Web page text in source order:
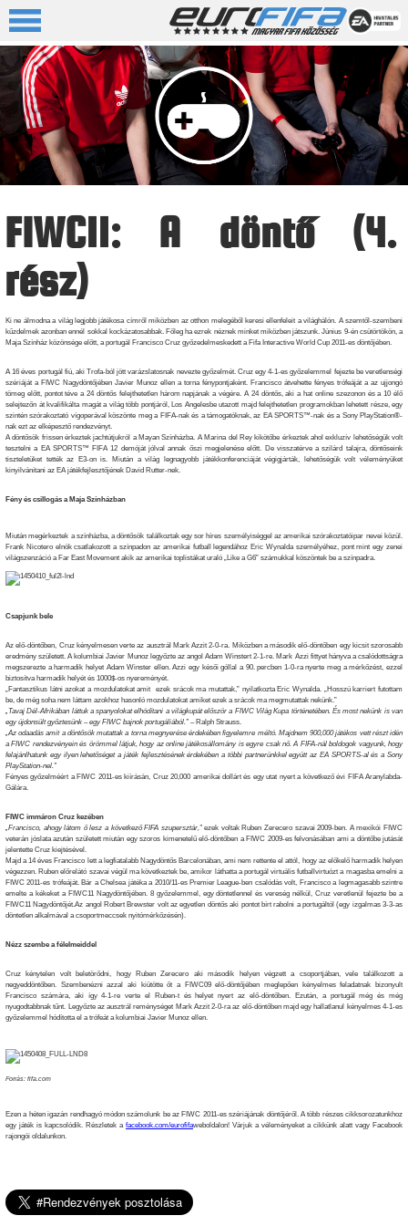
FIWC11: A döntő (4.
rész)
Ki ne álmodna a világ legjobb játékosa címről miközben az otthon melegéből keresi ellenfeleit a világhálón. A szemtől-szembeni
kűzdelmek azonban ennél sokkal kockázatosabbak. Főleg ha ezrek néznek minket miközben játszunk. Június 9-én csütörtökön, a
Maja Színház közönsége előtt, a portugál Francisco Cruz győzedelmeskedett a Fifa Interactive World Cup 2011-es döntőjében.
A 16 éves portugál fiú, aki Trofa-ból jött varázslatosnak nevezte győzelmét. Cruz egy 4-1-es győzelemmel fejezte be veretlenségi
szériáját a FIWC Nagydöntőjében Javier Munoz ellen a torna fénypontjaként. Francisco átvehette fényes trófeáját a az ujjongó
tömeg előtt, pontot téve a 24 döntős felejthetetlen három napjának a végére. A 24 döntős, aki a hat online szezonon és a 10 élő
selejtezőn át kvalifikálta magát a világ több pontjáról, Los Angelesbe utazott majd felejthetetlen programokban lehetett része, egy
szintén szórakoztató vígoperával köszönte meg a FIFA-nak és a támogatóknak, az EA SPORTS™-nak és a Sony PlayStation®-
nak ezt az elképesztő rendezvényt.
A döntősök frissen érkeztek jachtútjukról a Mayan Színházba. A Marina del Rey kikötőbe érkeztek ahol exkluzív lehetőségük volt
tesztelni a EA SPORTS™ FIFA 12 demóját jólval annak őszi megjelenése előtt. De visszatérve a szilárd talajra, döntőseink
tiszteletüket tették az E3-on is. Miután a világ legnagyobb játékkonferenciáját végigjárták, lehetőségük volt véleményüket
kinyilvánítani az EA játékfejlesztőjének David Rutter-nek.
Fény és csillogás a Maja Színházban
Miután megérkeztek a színházba, a döntősök találkoztak egy sor híres személyiséggel az amerikai szórakoztatóipar nevei közül.
Frank Nicotero elnök csatlakozott a színpadon az amerikai futball legendához Eric Wynalda személyéhez, pont mint egy zenei
világszenzáció a Far East Movement akik az amerikai toplistákat uraló „Like a G6” számukkal köszöntek be a színpadra.
Csapjunk bele
Az elő-döntőben, Cruz kényelmesen verte az ausztrál Mark Azzit 2-0-ra. Miközben a második elő-döntőben egy kicsit szorosabb
eredmény született. A kolumbiai Javier Munoz legyőzte az angol Adam Winstert 2-1-re. Mark Azzi fittyet hányva a csalódottságra
megszerezte a harmadik helyet Adam Winster ellen. Azzi egy késői góllal a 90. percben 1-0-ra nyerte meg a mérkőzést, ezzel
biztosítva harmadik helyét és 1000$-os nyereményét.
„Fantasztikus látni azokat a mozdulatokat amit ezek srácok ma mutattak,” nyilatkozta Eric Wynalda. „Hosszú karriert futottam
be, de még soha nem láttam azokhoz hasonló mozdulatokat amiket ezek a srácok ma megmutattak nekünk.”
„Tavaj Dél-Afrikában láttuk a spanyolokat elhódítani a világkupát először a FIWC Világ Kupa történetében. És most nekünk is van
egy újdonsült győztesünk – egy FIWC bajnok portugáliából.” – Ralph Strauss.
„Az odaadás amit a döntősök mutattak a torna megnyerése érdekében figyelemre méltó. Majdnem 900,000 játékos vett részt idén
a FIWC rendezvényein és örömmel látjuk, hogy az online játékosállomány is egyre csak nő. A FIFA-nál boldogok vagyunk, hogy
felajánlhatunk egy ilyen lehetőséget a játék fejlesztésének érdekében a többi partnerünkkel együtt az EA SPORTS-al és a Sony
PlayStation-nel.”
Fényes győzelméért a FIWC 2011-es kiírásán, Cruz 20,000 amerikai dollárt és egy utat nyert a következő évi FIFA Aranylabda-
Gálára.
FIWC immáron Cruz kezében
„Francisco, ahogy látom ő lesz a következő FIFA szupersztár,”ezek voltak Ruben Zerecero szavai 2009-ben. A mexikói FIWC
veterán jóslata azután született miután egy szoros kimenetelű elő-döntőben a FIWC 2009-es felvonásában ami a döntőbe jutását
jelentette Cruz kiejtésével.
Majd a 14 éves Francisco lett a legfiatalabb Nagydöntős Barcelonában, ami nem rettente el attól, hogy az előkelő harmadik helyen
végezzen. Ruben előrelátó szavai végül ma következtek be, amikor láthatta a portugál virtuális futballvirtuózt a magasba emelni a
FIWC 2011-es trófeáját. Bár a Chelsea játéka a 2010/11-es Premier League-ben csalódás volt, Francisco a legmagasabb szintre
emelte a kékeket a FIWC11 Nagydöntőjében. 8 győzelemmel, egy döntetlennel és vereség nélkül, Cruz veretlenül fejezte be a
FIWC11 Nagydöntőjét.Az angol Robert Brewster volt az egyetlen döntős aki pontot bírt rabolni a portugáltól (egy izgalmas 3-3-as
döntetlen alkalmával a csoportmeccsek nyitómérkőzésén).
Nézz szembe a félelmeiddel
Cruz kénytelen volt beletörődni, hogy Ruben Zerecero aki második helyen végzett a csoportjában, vele találkozott a
negyeddöntőben. Szembenézni azzal aki kiütötte őt a FIWC09 elő-döntőjében meglepően kényelmes feladatnak bizonyult
Francisco számára, aki így 4-1-re verte el Ruben-t és helyet nyert az elő-döntőben. Ezután, a portugál még és még
nyugodtabbnak tűnt. Legyőzte az ausztrál reménységet Mark Azzit 2-0-ra az elő-döntőben majd egy hallatlanul kényelmes 4-1-es
győzelemmel hódította el a trófeát a kolumbiai Javier Munoz ellen.
Forrás: fifa.com
Ezen a héten igazán rendhagyó módon számolunk be az FIWC 2011-es szériájának döntőjéről. A több részes cikksorozatunkhoz
egy játék is kapcsolódik. Részletek a facebook.com/eurofifaweboldalon! Várjuk a véleményeket a cikkünk alatt vagy Facebook
rajongói oldalunkon.